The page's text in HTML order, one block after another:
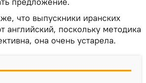
что выпускники иранских
английский, поскольку методика
она очень устарела.